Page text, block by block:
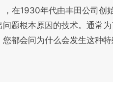
在1930年代由丰田公司创
题根本原因的技术。通常
都会问为什么会发生这种特